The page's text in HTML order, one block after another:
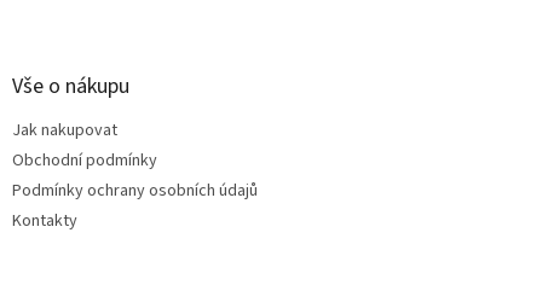
Vše o nákupu
Jak nakupovat
Obchodní podmínky
Podmínky ochrany osobních údajů
Kontakty